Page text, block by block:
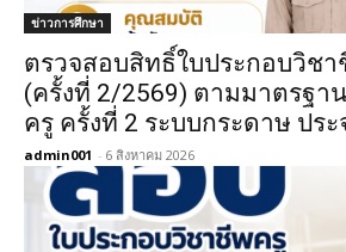
ข่าวการศึกษา
ตรวจสอบสิทธิ์ใบประกอบวิชา
(ครั้งที่ 2/2569) ตามมาตรฐา
ครู ครั้งที่ 2 ระบบกระดาษ ปร
admin001 - 6 สิงหาคม 2026